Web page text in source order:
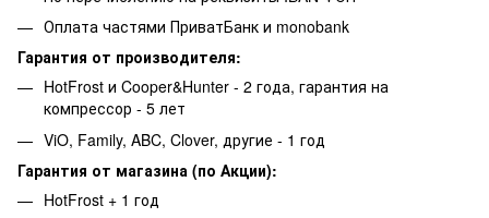
Оплата частями ПриватБанк и monobank
Гарантия от производителя:
HotFrost и Cooper&Hunter - 2 года, гарантия на
компрессор - 5 лет
ViO, Family, ABC, Clover, другие - 1 год
Гарантия от магазина (по Акции):
HotFrost + 1 год